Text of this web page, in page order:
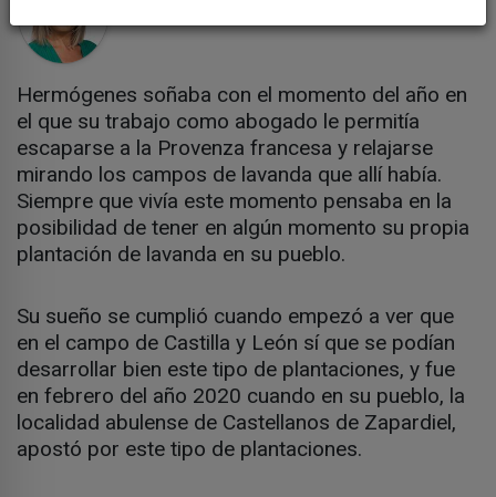
Hermógenes soñaba con el momento del año en
el que su trabajo como abogado le permitía
escaparse a la Provenza francesa y relajarse
mirando los campos de lavanda que allí había.
Siempre que vivía este momento pensaba en la
posibilidad de tener en algún momento su propia
plantación de lavanda en su pueblo.
Su sueño se cumplió cuando empezó a ver que
en el campo de Castilla y León sí que se podían
desarrollar bien este tipo de plantaciones, y fue
en febrero del año 2020 cuando en su pueblo, la
localidad abulense de Castellanos de Zapardiel,
apostó por este tipo de plantaciones.